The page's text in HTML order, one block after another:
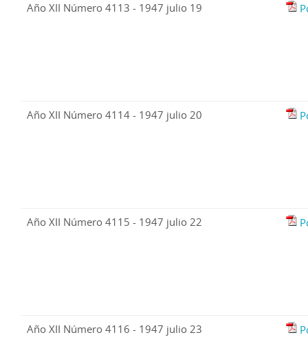
Año XII Número 4113 - 1947 julio 19
Año XII Número 4114 - 1947 julio 20
Año XII Número 4115 - 1947 julio 22
Año XII Número 4116 - 1947 julio 23